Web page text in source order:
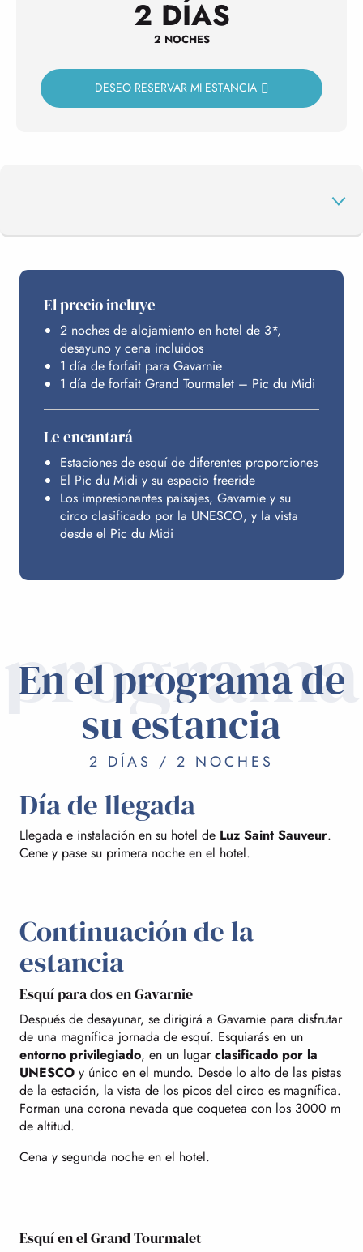
2 DÍAS
2 NOCHES
DESEO RESERVAR MI ESTANCIA
SUS ESTACIONES
INFORMACIÓN PRÁCTICA
El precio incluye
2 noches de alojamiento en hotel de 3*,
desayuno y cena incluidos
1 día de forfait para Gavarnie
1 día de forfait Grand Tourmalet – Pic du Midi
Le encantará
Estaciones de esquí de diferentes proporciones
El Pic du Midi y su espacio freeride
Los impresionantes paisajes, Gavarnie y su
circo clasificado por la UNESCO, y la vista
desde el Pic du Midi
programa
En el programa de
su estancia
2 DÍAS / 2 NOCHES
Día de llegada
Llegada e instalación en su hotel de Luz Saint Sauveur.
Cene y pase su primera noche en el hotel.
Continuación de la
estancia
Esquí para dos en Gavarnie
Después de desayunar, se dirigirá a Gavarnie para disfrutar
de una magnífica jornada de esquí. Esquiarás en un
entorno privilegiado, en un lugarclasificado por la
UNESCO y único en el mundo. Desde lo alto de las pistas
de la estación, la vista de los picos del circo es magnífica.
Forman una corona nevada que coquetea con los 3000 m
de altitud.
Cena y segunda noche en el hotel.
Esquí en el Grand Tourmalet